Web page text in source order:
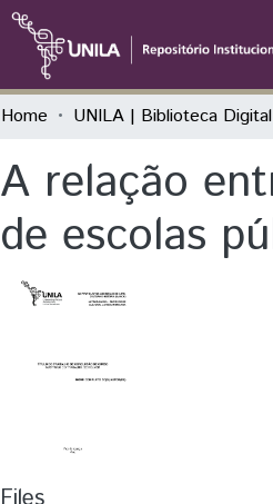
Home
A relação
de escolas